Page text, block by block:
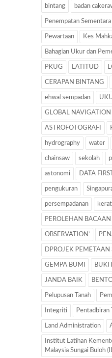
bintang badan
Penempatan Sementara
Pewartaan Kes
Bahagian Ukur dan
PKUG LATITUD
CERAPAN BINTANG
ehwal sempadan
GLOBAL NAVIGATION
ASTROFOTOGRAFI
hydrography water
chainsaw sekolah
astonomi DATA
pengukuran
persempadanan
PEROLEHAN BACAAN
OBSERVATION’
DPROJEK PEMETAAN
GEMPA BUMI
JANDA BAIK
Pelupusan Tanah
Integriti Pentadbiran
Land Administration
Institut Latihan
Malaysia Sungai Buloh